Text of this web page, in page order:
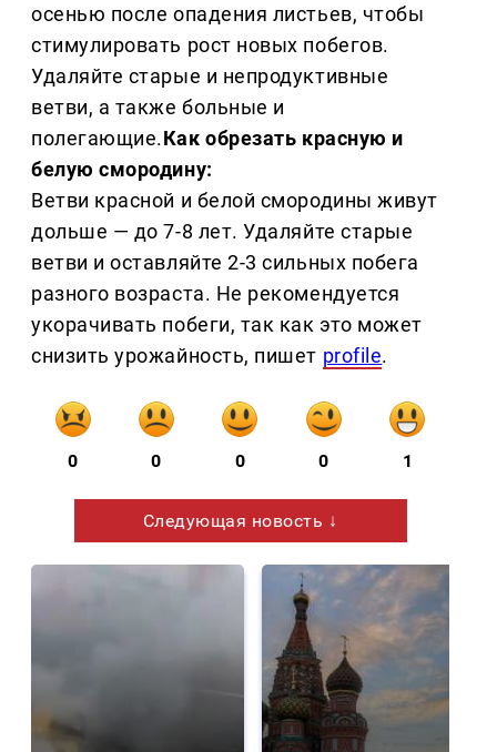
осенью после опадения листьев, чтобы
стимулировать рост новых побегов.
Удаляйте старые и непродуктивные
ветви, а также больные и
полегающие.Как обрезать красную и
белую смородину:
Ветви красной и белой смородины живут
дольше — до 7-8 лет. Удаляйте старые
ветви и оставляйте 2-3 сильных побега
разного возраста. Не рекомендуется
укорачивать побеги, так как это может
снизить урожайность, пишет profile.
0 0 0 0 1
Следующая новость ↓